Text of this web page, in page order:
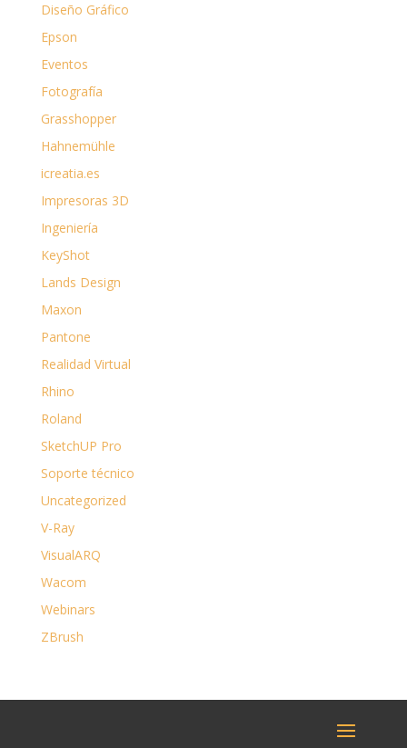
Diseño Gráfico
Epson
Eventos
Fotografía
Grasshopper
Hahnemühle
icreatia.es
Impresoras 3D
Ingeniería
KeyShot
Lands Design
Maxon
Pantone
Realidad Virtual
Rhino
Roland
SketchUP Pro
Soporte técnico
Uncategorized
V-Ray
VisualARQ
Wacom
Webinars
ZBrush